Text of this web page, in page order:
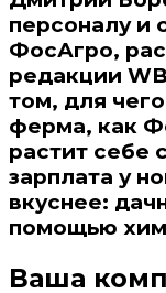
персоналу и
ФосАгро,
редакции
том, для
ферма, как
растит себе
зарплата у
вкуснее:
помощью
Ваша